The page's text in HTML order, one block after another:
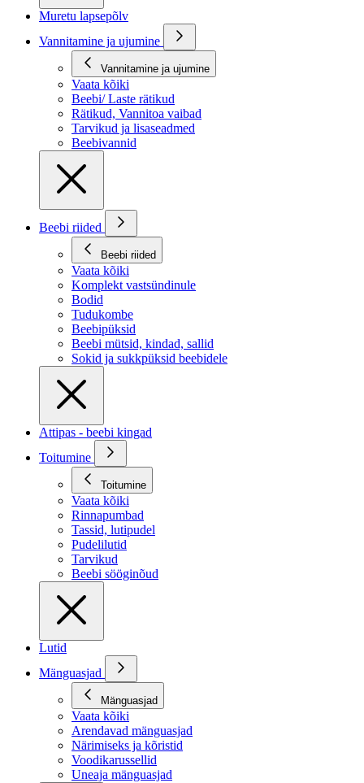
Muretu lapsepõlv
Vannitamine ja ujumine
Vannitamine ja ujumine
Vaata kõiki
Beebi/ Laste rätikud
Rätikud, Vannitoa vaibad
Tarvikud ja lisaseadmed
Beebivannid
Beebi riided
Beebi riided
Vaata kõiki
Komplekt vastsündinule
Bodid
Tudukombe
Beebipüksid
Beebi mütsid, kindad, sallid
Sokid ja sukkpüksid beebidele
Attipas - beebi kingad
Toitumine
Toitumine
Vaata kõiki
Rinnapumbad
Tassid, lutipudel
Pudelilutid
Tarvikud
Beebi sööginõud
Lutid
Mänguasjad
Mänguasjad
Vaata kõiki
Arendavad mänguasjad
Närimiseks ja kõristid
Voodikarussellid
Uneaja mänguasjad